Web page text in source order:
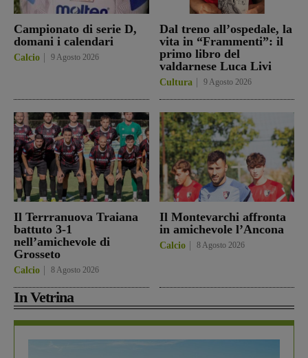
Campionato di serie D,
domani i calendari
Calcio 9 Agosto 2026
Dal treno all’ospedale, la
vita in “Frammenti”: il
primo libro del
valdarnese Luca Livi
Cultura 9 Agosto 2026
Il Terrranuova Traiana
battuto 3-1
nell’amichevole di
Grosseto
Calcio 8 Agosto 2026
Il Montevarchi affronta
in amichevole l’Ancona
Calcio 8 Agosto 2026
In Vetrina